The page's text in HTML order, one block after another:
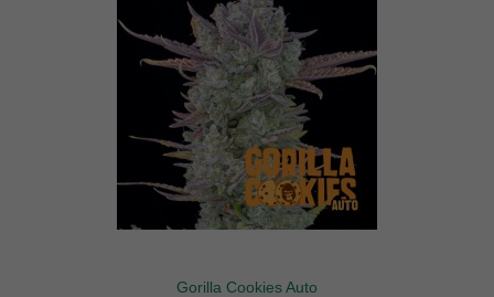
Gorilla Cookies Auto